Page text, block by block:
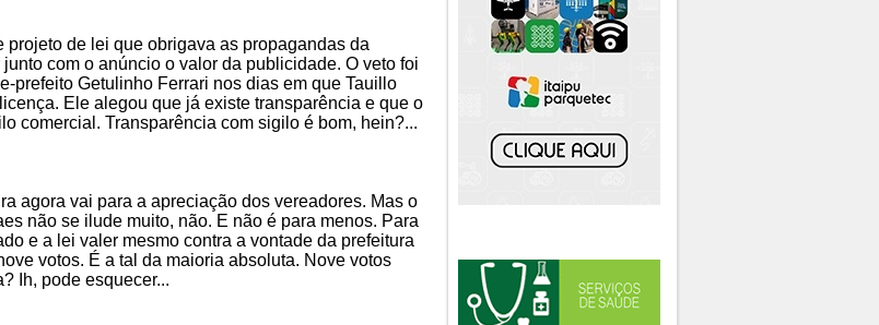
projeto de lei que obrigava as propagandas da
junto com o anúncio o valor da publicidade. O veto foi
prefeito Getulinho Ferrari nos dias em que Tauillo
Ele alegou que já existe transparência e que o
comercial. Transparência com sigilo é bom, hein?...
agora vai para a apreciação dos vereadores. Mas o
não se ilude muito, não. E não é para menos. Para
e a lei valer mesmo contra a vontade da prefeitura
votos. É a tal da maioria absoluta. Nove votos
Ih, pode esquecer...